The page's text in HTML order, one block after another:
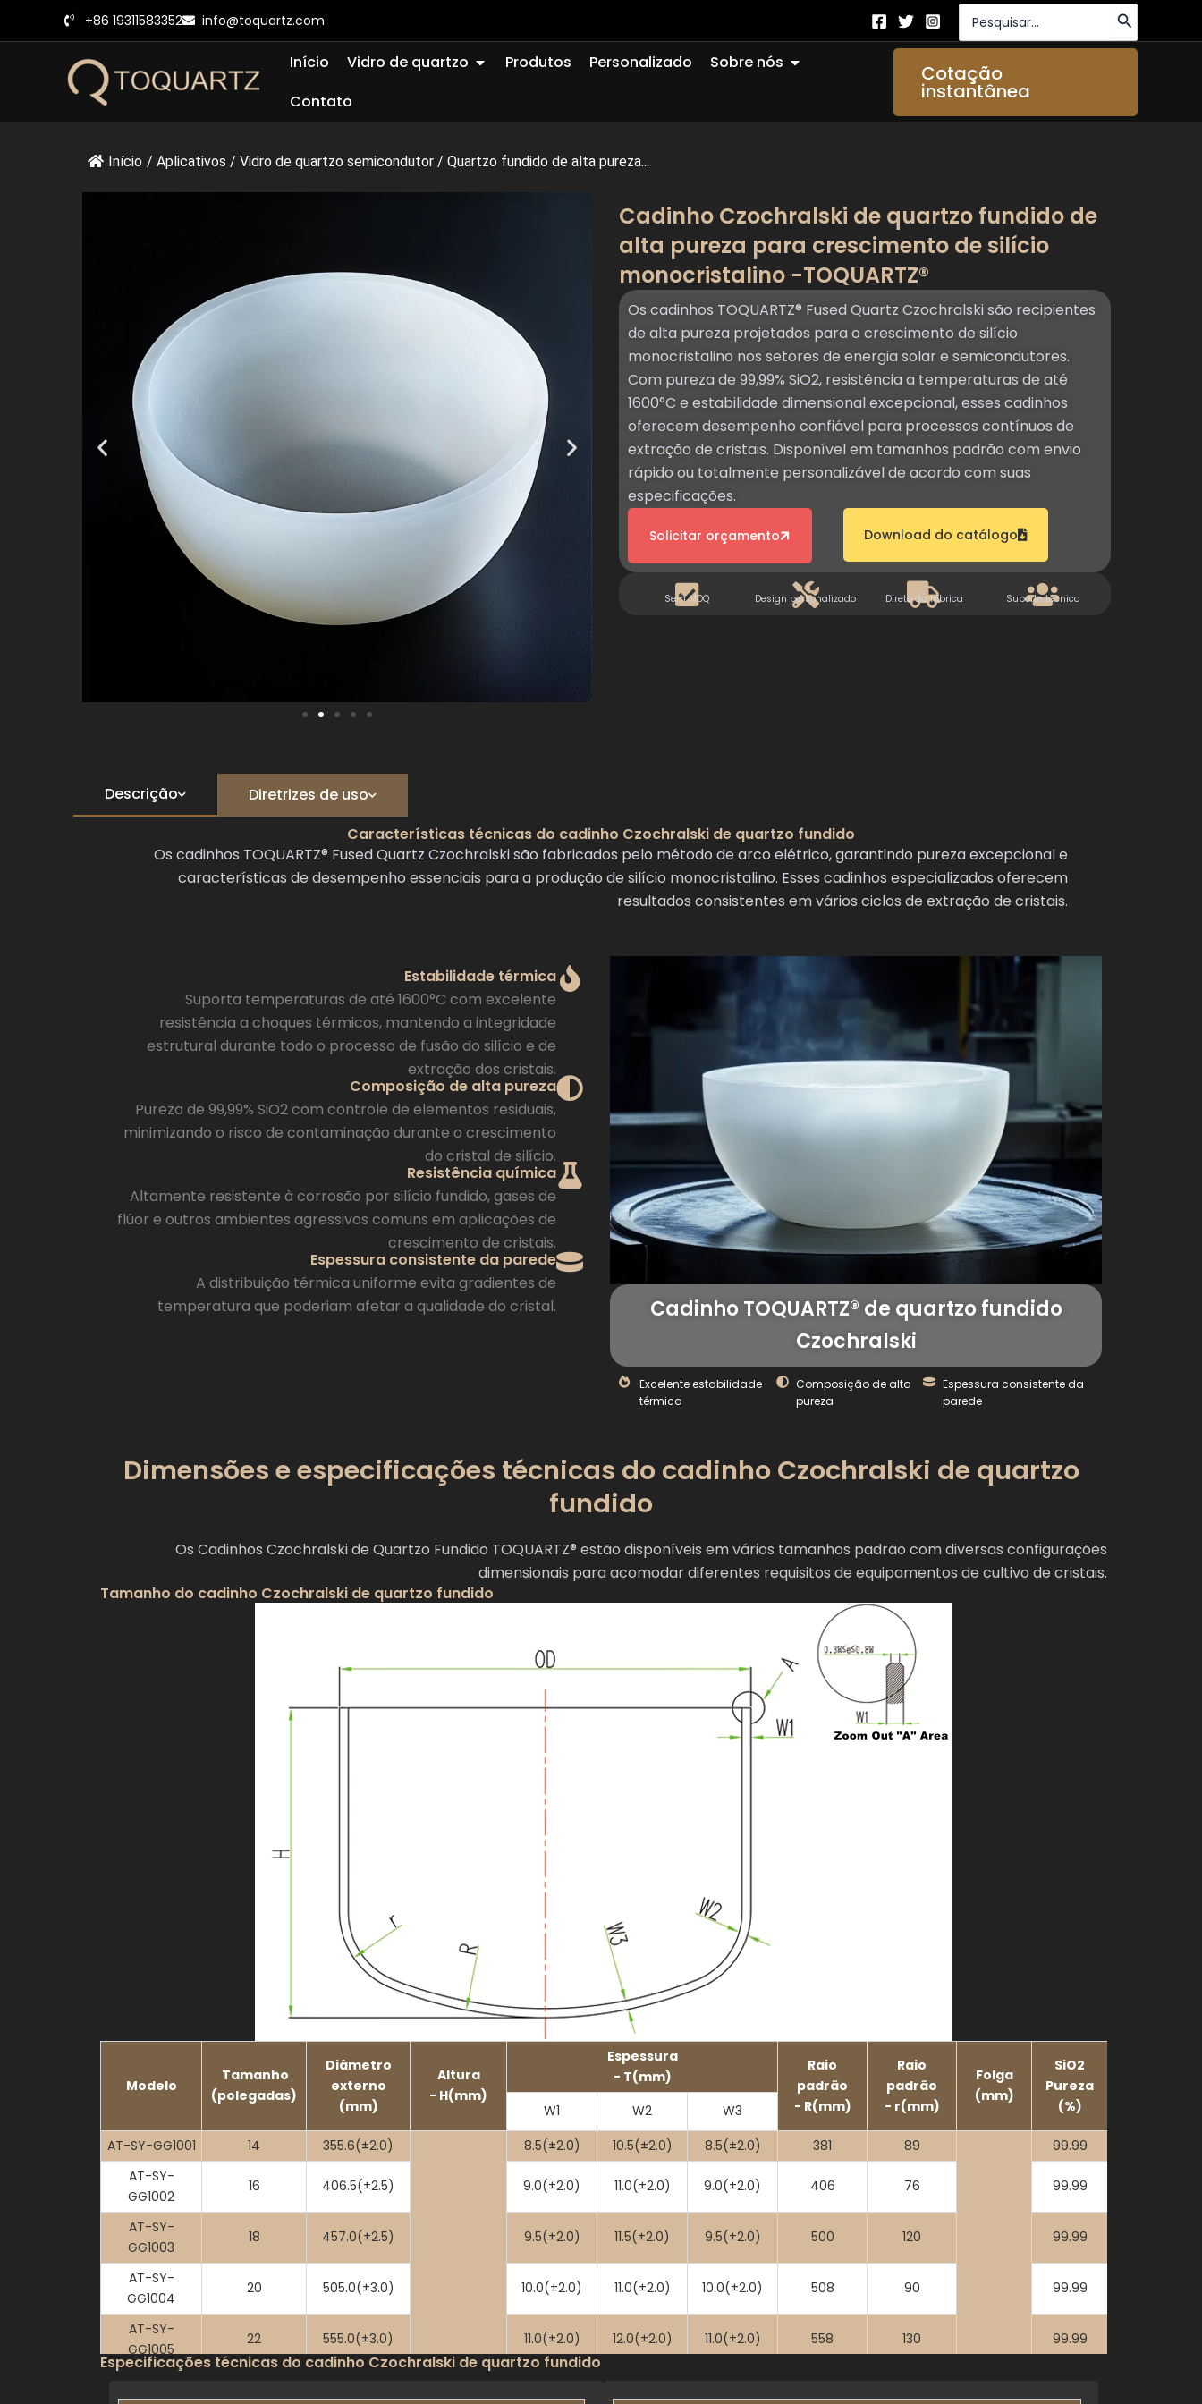
+86 19311583352 info@toquartz.com Procurar:
Início Vidro de quartzo Abrir Quartz Glass
Produtos Personalizado Sobre nós Abrir About Us
Contato
Cotação
instantânea
Início / Aplicativos / Vidro de quartzo semicondutor / Quartzo fundido de alta pureza...
Cadinho Czochralski de quartzo fundido de
alta pureza para crescimento de silício
monocristalino -TOQUARTZ®
Os cadinhos TOQUARTZ® Fused Quartz Czochralski são recipientes
de alta pureza projetados para o crescimento de silício
monocristalino nos setores de energia solar e semicondutores.
Com pureza de 99,99% SiO2, resistência a temperaturas de até
1600°C e estabilidade dimensional excepcional, esses cadinhos
oferecem desempenho confiável para processos contínuos de
extração de cristais. Disponível em tamanhos padrão com envio
rápido ou totalmente personalizável de acordo com suas
especificações.
Solicitar orçamento Download do catálogo
Sem MOQ Design personalizado Direto da fábrica Suporte técnico
Descrição
Diretrizes de uso
Características técnicas do cadinho Czochralski de quartzo fundido
Os cadinhos TOQUARTZ® Fused Quartz Czochralski são fabricados pelo método de arco elétrico, garantindo pureza excepcional e
características de desempenho essenciais para a produção de silício monocristalino. Esses cadinhos especializados oferecem
resultados consistentes em vários ciclos de extração de cristais.
Estabilidade térmica
Suporta temperaturas de até 1600°C com excelente
resistência a choques térmicos, mantendo a integridade
estrutural durante todo o processo de fusão do silício e de
extração dos cristais.
Composição de alta pureza
Pureza de 99,99% SiO2 com controle de elementos residuais,
minimizando o risco de contaminação durante o crescimento
do cristal de silício.
Resistência química
Altamente resistente à corrosão por silício fundido, gases de
flúor e outros ambientes agressivos comuns em aplicações de
crescimento de cristais.
Espessura consistente da parede
A distribuição térmica uniforme evita gradientes de
temperatura que poderiam afetar a qualidade do cristal.
Cadinho TOQUARTZ® de quartzo fundido
Czochralski
Excelente estabilidade
térmica
Composição de alta
pureza
Espessura consistente da
parede
Dimensões e especificações técnicas do cadinho Czochralski de quartzo
fundido
Os Cadinhos Czochralski de Quartzo Fundido TOQUARTZ® estão disponíveis em vários tamanhos padrão com diversas configurações
dimensionais para acomodar diferentes requisitos de equipamentos de cultivo de cristais.
Tamanho do cadinho Czochralski de quartzo fundido
Modelo
Tamanho
(polegadas)
Diâmetro
externo
(mm)
Altura
- H(mm)
Espessura
- T(mm)
Raio
padrão
- R(mm)
Raio
padrão
- r(mm)
Folga
(mm)
SiO2
Pureza
(%)
W1 W2
W3
AT-SY-GG1001
14 355.6(±2.0)
Pode ser
8.5(±2.0) 10.5(±2.0) 8.5(±2.0) 381 89
99.99
AT-SY-
GG1002
16 406.5(±2.5) 9.0(±2.0) 11.0(±2.0) 9.0(±2.0) 406 76 99.99
AT-SY-
GG1003
18 457.0(±2.5) 9.5(±2.0) 11.5(±2.0) 9.5(±2.0) 500 120 99.99
AT-SY-
GG1004
20 505.0(±3.0) 10.0(±2.0) 11.0(±2.0) 10.0(±2.0) 508 90 99.99
AT-SY-
GG1005
22 555.0(±3.0) 11.0(±2.0) 12.0(±2.0) 11.0(±2.0) 558 130 99.99
GG1006
Especificações técnicas do cadinho Czochralski de quartzo fundido